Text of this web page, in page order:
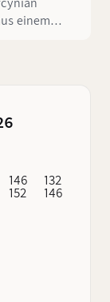
einem
146
152
132
146